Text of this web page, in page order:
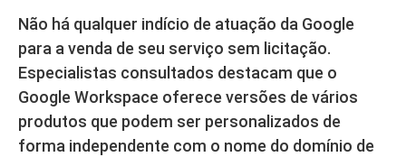
Não há qualquer indício de atuação da Google
para a venda de seu serviço sem licitação.
Especialistas consultados destacam que o
Google Workspace oferece versões de vários
produtos que podem ser personalizados de
forma independente com o nome do domínio de